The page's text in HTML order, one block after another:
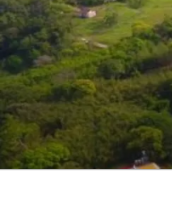
跳
至
主
要
內
容